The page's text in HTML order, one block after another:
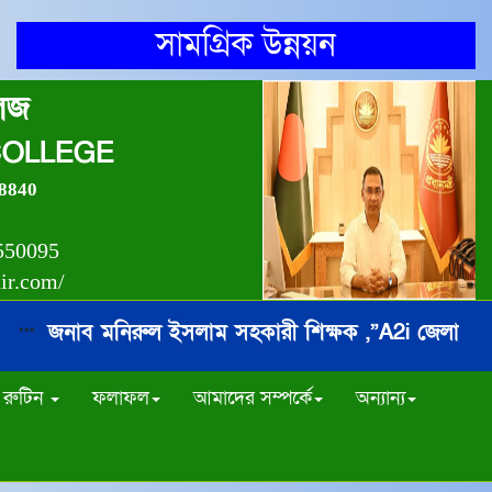
সামগ্রিক উন্নয়ন
জনাব মনিরুল ইসলাম সহকারী শিক্ষক ,”A2i জেলা
রুটিন ফলাফল আমাদের সম্পর্কে অন্যান্য